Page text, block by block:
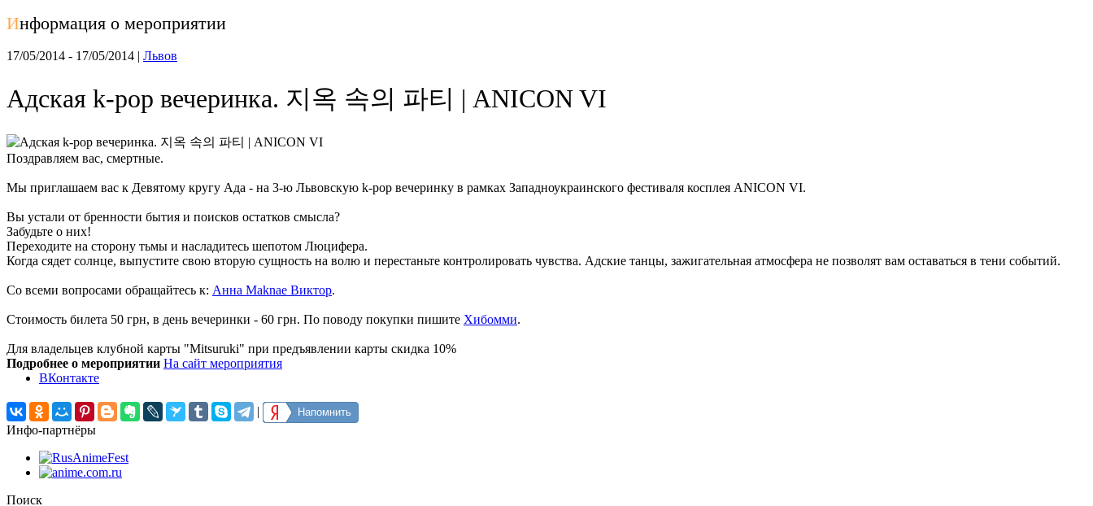
Информация о мероприятии
17/05/2014 - 17/05/2014 | Львов
Адская k-pop вечеринка. 지옥 속의 파티 | ANICON VI
Поздравляем вас, смертные.
Мы приглашаем вас к Девятому кругу Ада - на 3-ю Львовскую k-pop вечеринку в рамках Западноукраинского фестиваля косплея ANICON VI.
Вы устали от бренности бытия и поисков остатков смысла?
Забудьте о них!
Переходите на сторону тьмы и насладитесь шепотом Люцифера.
Когда сядет солнце, выпустите свою вторую сущность на волю и перестаньте контролировать чувства. Адские танцы, зажигательная атмосфера не позволят вам оставаться в тени событий.
Со всеми вопросами обращайтесь к: Анна Maknae Виктор.
Стоимость билета 50 грн, в день вечеринки - 60 грн. По поводу покупки пишите Хибомми.
Для владельцев клубной карты "Mitsuruki" при предъявлении карты скидка 10%
Подробнее о мероприятии На сайт мероприятия
ВКонтакте
| Напомнить
Инфо-партнёры
Поиск